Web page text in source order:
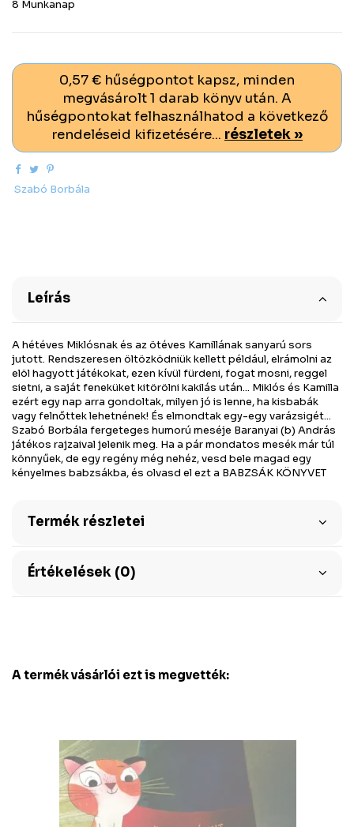
8 Munkanap
0,57 € hűségpontot kapsz, minden
megvásárolt 1 darab könyv után. A
hűségpontokat felhasználhatod a következő
rendeléseid kifizetésére... részletek »
Szabó Borbála
Leírás
A hétéves Miklósnak és az ötéves Kamillának sanyarú sors
jutott. Rendszeresen öltözködniük kellett például, elrámolni az
elöl hagyott játékokat, ezen kívül fürdeni, fogat mosni, reggel
sietni, a saját feneküket kitörölni kakilás után... Miklós és Kamilla
ezért egy nap arra gondoltak, milyen jó is lenne, ha kisbabák
vagy felnőttek lehetnének! És elmondtak egy-egy varázsigét...
Szabó Borbála fergeteges humorú meséje Baranyai (b) András
játékos rajzaival jelenik meg. Ha a pár mondatos mesék már túl
könnyűek, de egy regény még nehéz, vesd bele magad egy
kényelmes babzsákba, és olvasd el ezt a BABZSÁK KÖNYVET
Termék részletei
Értékelések (0)
A termék vásárlói ezt is megvették: